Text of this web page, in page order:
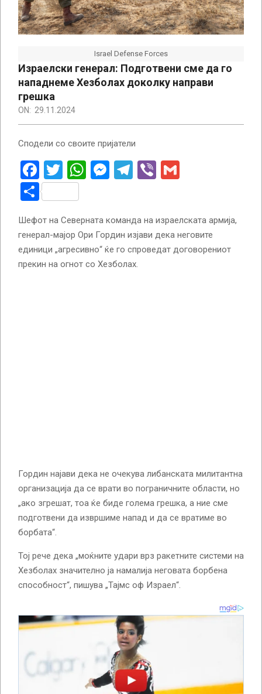
Israel Defense Forces
Израелски генерал: Подготвени сме да го
нападнеме Хезболах доколку направи
грешка
ON: 29.11.2024
Сподели со своите пријатели
Facebook
Twitter
WhatsApp
Messenger
Telegram
Viber
Share
Шефот на Северната команда на израелската армија,
генерал-мајор Ори Гордин изјави дека неговите
единици „агресивно“ ќе го спроведат договорениот
прекин на огнот со Хезболах.
Гордин најави дека не очекува либанската милитантна
организација да се врати во пограничните области, но
„ако згрешат, тоа ќе биде голема грешка, а ние сме
подготвени да извршиме напад и да се вратиме во
борбата“.
Тој рече дека „моќните удари врз ракетните системи на
Хезболах значително ја намалија неговата борбена
способност“, пишува „Тајмс оф Израел“.